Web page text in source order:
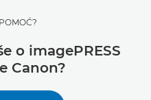
o imagePRESS
Canon?